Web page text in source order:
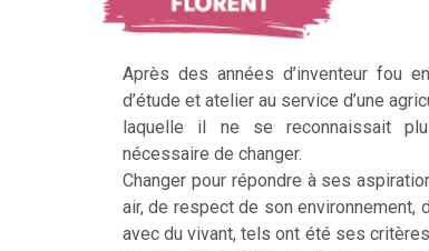
Après des années d’inventeur fou
d’étude et atelier au service d’une
laquelle il ne se reconnaissait
nécessaire de changer.
Changer pour répondre à ses
air, de respect de son environnement,
avec du vivant, tels ont été ses